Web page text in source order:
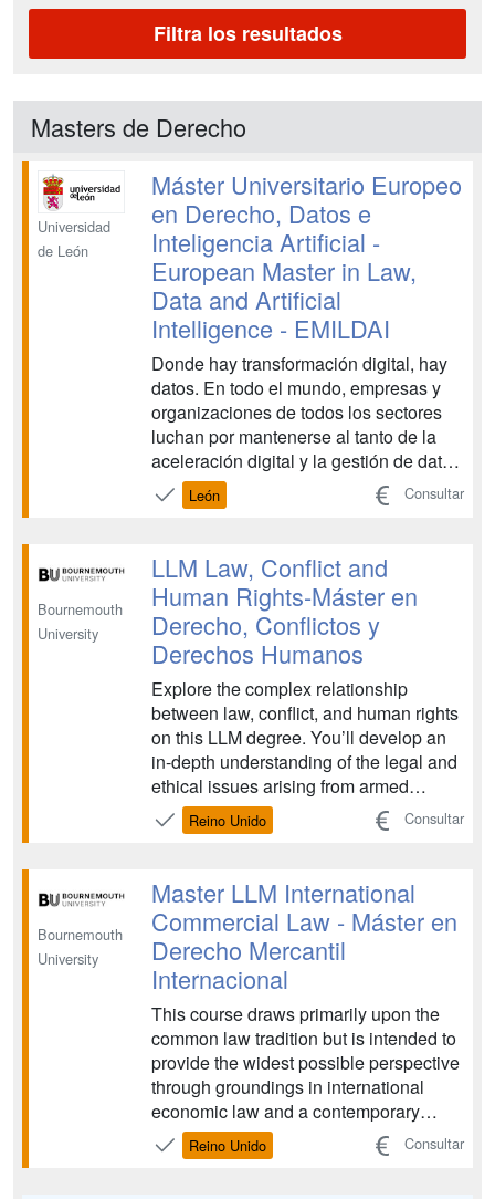
Filtra los resultados
Masters de Derecho
Universidad
de León
Máster Universitario Europeo
en Derecho, Datos e
Inteligencia Artificial -
European Master in Law,
Data and Artificial
Intelligence - EMILDAI
Donde hay transformación digital, hay
datos. En todo el mundo, empresas y
organizaciones de todos los sectores
luchan por mantenerse al tanto de la
aceleración digital y la gestión de datos
asociados con el avance tecnológico.
El nuevo Máster Europeo en Derecho,
es una oferta de Máster única que tiene
co...
León Consultar
Bournemouth
University
LLM Law, Conflict and
Human Rights-Máster en
Derecho, Conflictos y
Derechos Humanos
Explore the complex relationship
between law, conflict, and human rights
on this LLM degree. You’ll develop an
in-depth understanding of the legal and
ethical issues arising from armed
conflict and human rights violations,
gaining the skills to critically analyse
various contexts....
Reino Unido Consultar
Bournemouth
University
Master LLM International
Commercial Law - Máster en
Derecho Mercantil
Internacional
This course draws primarily upon the
common law tradition but is intended to
provide the widest possible perspective
through groundings in international
economic law and a contemporary
economic and financial context. ...
Reino Unido Consultar